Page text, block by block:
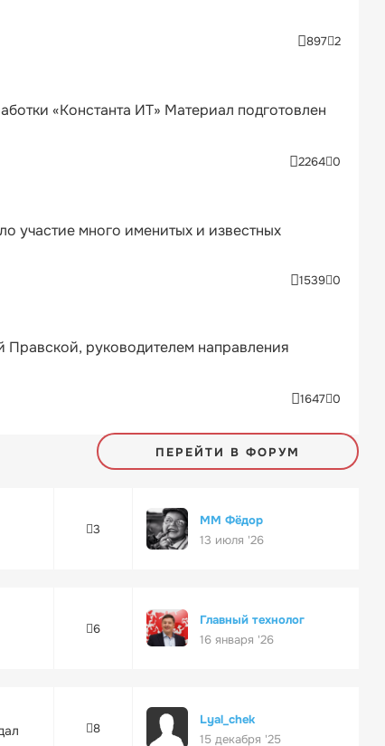
897 2
«Константа ИТ» Материал подготовлен
2264 0
участие много именитых и известных
1539 0
руководителем направления
1647 0
ПЕРЕЙТИ В ФОРУМ
3
ММ Фёдор
13 июля '26
6
Главный технолог
16 января '26
8
Lyal_chek
15 декабря '25